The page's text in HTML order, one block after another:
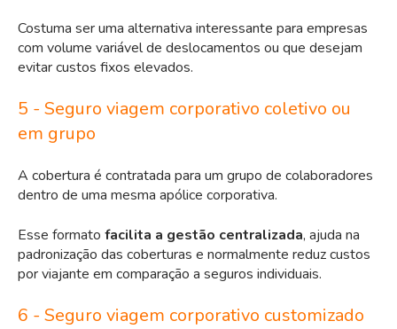
Costuma ser uma alternativa interessante para empresas
com volume variável de deslocamentos ou que desejam
evitar custos fixos elevados.
5 - Seguro viagem corporativo coletivo ou
em grupo
A cobertura é contratada para um grupo de colaboradores
dentro de uma mesma apólice corporativa.
Esse formato facilita a gestão centralizada, ajuda na
padronização das coberturas e normalmente reduz custos
por viajante em comparação a seguros individuais.
6 - Seguro viagem corporativo customizado